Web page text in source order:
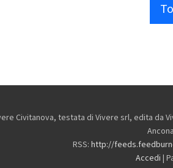
Civitanova, testata di Vivere srl, edita da
RSS: http://
Accedi |